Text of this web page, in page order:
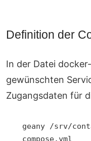
Definition der
In der Datei
gewünschten
Zugangsdaten für
geany /srv/
compose.yml